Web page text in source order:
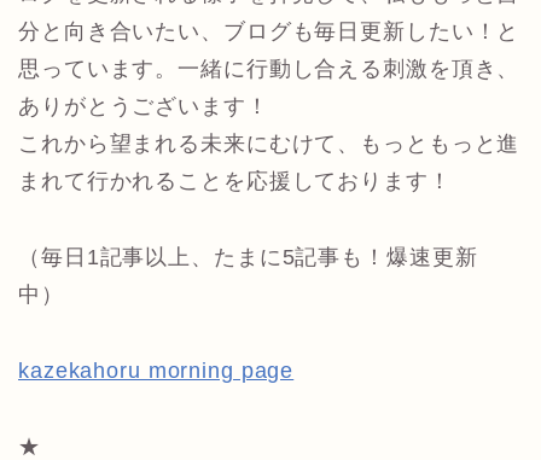
分と向き合いたい、ブログも毎日更新したい！と
思っています。一緒に行動し合える刺激を頂き、
ありがとうございます！
これから望まれる未来にむけて、もっともっと進
まれて行かれることを応援しております！
（毎日1記事以上、たまに5記事も！爆速更新
中）
kazekahoru morning page
★